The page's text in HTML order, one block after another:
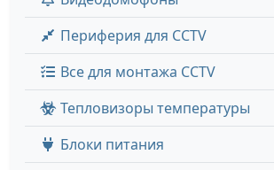
Периферия для CCTV
Все для монтажа CCTV
Тепловизоры температуры
Блоки питания